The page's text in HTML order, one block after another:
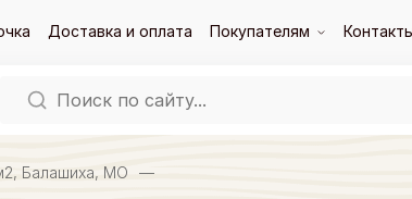
Доставка и оплата Покупателям
Балашиха, МО —